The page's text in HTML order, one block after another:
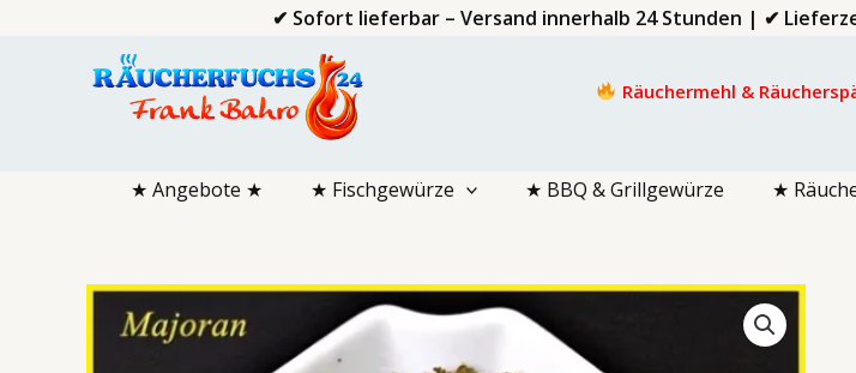
✔ Sofort lieferbar – Versand innerhalb 24 Stunden | ✔
Räuchermehl &
★ Angebote ★ ★ Fischgewürze ★ BBQ & Grillgewürze ★